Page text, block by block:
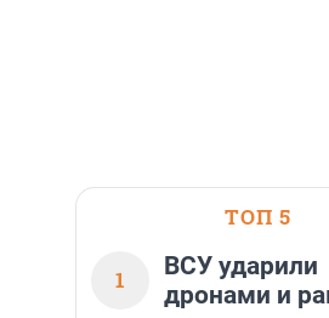
ТОП 5
1
ВСУ ударили
дронами и